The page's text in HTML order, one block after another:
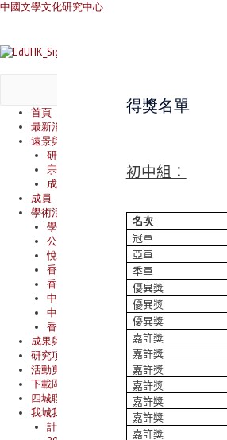
中國文學文化研究中心
首頁
最新消息
遠景與使命
研究範圍
宗旨與目標
成立背景
成員
學術活動
學術會議
公開講座
悅|讀系列
香港文學文化沙龍
香港文學讀書會
中國文學原典選讀
中國文學文化學系研究生分享會
香港流行文學文化研討會
成果與出版
研究項目
活動剪影
下載區
四城聯校學術會議：都市空間、生態與文學
我城我書2025/26
計劃簡介
得獎名單
初中組：
名次
冠軍
亞軍
季軍
優異獎
優異獎
優異獎
嘉許獎
嘉許獎
嘉許獎
嘉許獎
嘉許獎
嘉許獎
嘉許獎